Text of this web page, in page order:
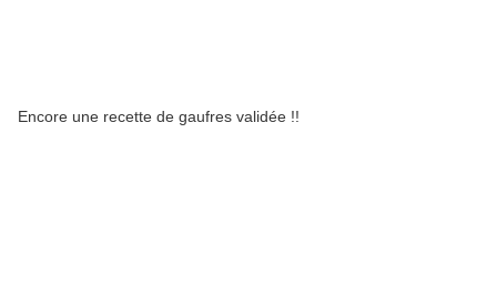
Encore une recette de gaufres validée !!